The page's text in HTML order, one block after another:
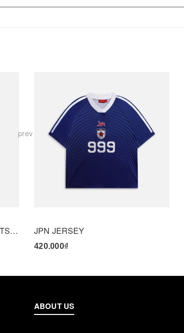
BLEACHED WIDE DENIM PANTS - BLACK JPN JERSEY
420.000₫
prev
ABOUT US